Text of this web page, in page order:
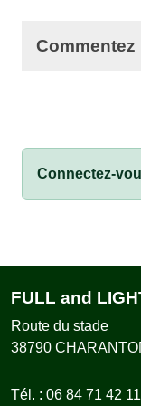
Commentez
Connectez-
FULL and
Route du stade
38790
Tél. : 06 84 71 42 11